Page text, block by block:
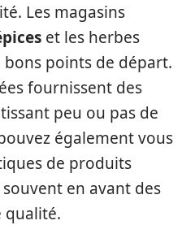
Les magasins
et les herbes
points de départ.
fournissent des
peu ou pas de
également vous
de produits
en avant des
qualité.